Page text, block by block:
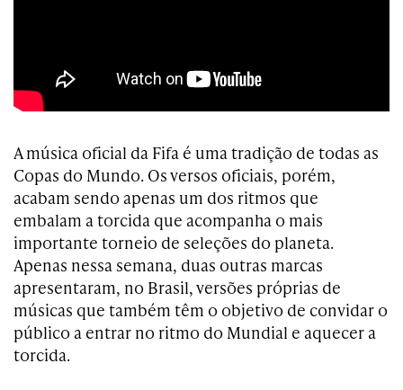
A música oficial da Fifa é uma tradição de todas as
Copas do Mundo. Os versos oficiais, porém,
acabam sendo apenas um dos ritmos que
embalam a torcida que acompanha o mais
importante torneio de seleções do planeta.
Apenas nessa semana, duas outras marcas
apresentaram, no Brasil, versões próprias de
músicas que também têm o objetivo de convidar o
público a entrar no ritmo do Mundial e aquecer a
torcida.